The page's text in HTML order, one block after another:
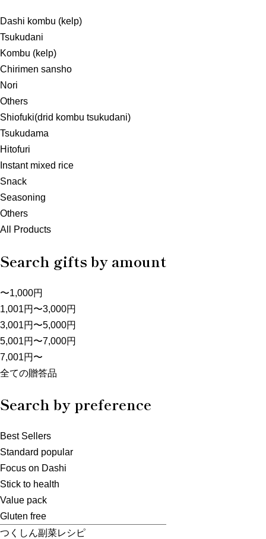
Dashi kombu (kelp)
Tsukudani
Kombu (kelp)
Chirimen sansho
Nori
Others
Shiofuki(drid kombu tsukudani)
Tsukudama
Hitofuri
Instant mixed rice
Snack
Seasoning
Others
All Products
Search gifts by amount
〜1,000円
1,001円〜3,000円
3,001円〜5,000円
5,001円〜7,000円
7,001円〜
全ての贈答品
Search by preference
Best Sellers
Standard popular
Focus on Dashi
Stick to health
Value pack
Gluten free
つくしん副菜レシピ